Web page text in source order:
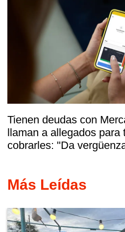
Tienen deudas con
llaman a allegados para
cobrarles: "Da
Más Leídas